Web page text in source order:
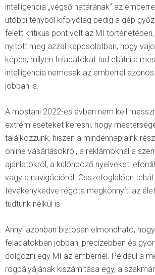
intelligencia „végső határának” az
utóbbi tényből kifolyólag pedig a gép
felett kritikus pont volt az MI
nyitott meg azzal kapcsolatban, hogy
képes, milyen feladatokat tud ellátni a
intelligencia nemcsak az emberrel
jobban is.
A mostani 2022-es évben nem kell
extrém eseteket keresni, hogy
találkozzunk, hiszen a mindennapjaink
online vásárlásokról, a reklámoknál a
ajánlatokról, a különböző nyelveket
vagy a navigációról. Összefoglalóan
tevékenykedve régóta megkönnyíti az
tudtunk nélkül is.
Annyi azonban biztosan elmondható,
feladatokban jobban, precízebben és
dolgozni egy MI az embernél. Például a
rögpályájának kiszámítása egy, a